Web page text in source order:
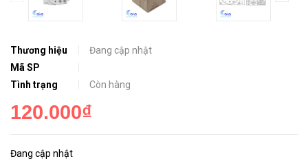
Thương hiệu
Đang cập nhật
Mã SP
Tình trạng
Còn hàng
120.000₫
Đang cập nhật